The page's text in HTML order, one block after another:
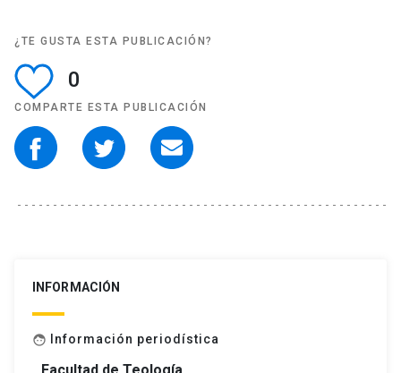
¿TE GUSTA ESTA PUBLICACIÓN?
0
COMPARTE ESTA PUBLICACIÓN
INFORMACIÓN
face Información periodística